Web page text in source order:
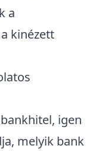
a
kinézett
igen
melyik bank